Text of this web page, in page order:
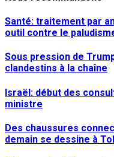
Santé: traitement par
outil contre le
Sous pression de
clandestins à la chaîne
Israël: début des
ministre
Des chaussures
demain se dessine à